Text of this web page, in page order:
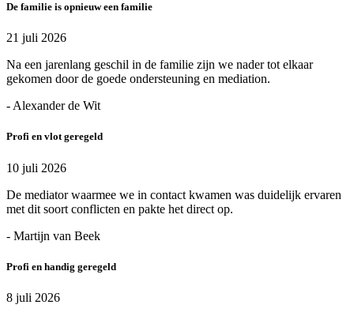
De familie is opnieuw een familie
21 juli 2026
Na een jarenlang geschil in de familie zijn we nader tot elkaar
gekomen door de goede ondersteuning en mediation.
- Alexander de Wit
Profi en vlot geregeld
10 juli 2026
De mediator waarmee we in contact kwamen was duidelijk ervaren
met dit soort conflicten en pakte het direct op.
- Martijn van Beek
Profi en handig geregeld
8 juli 2026